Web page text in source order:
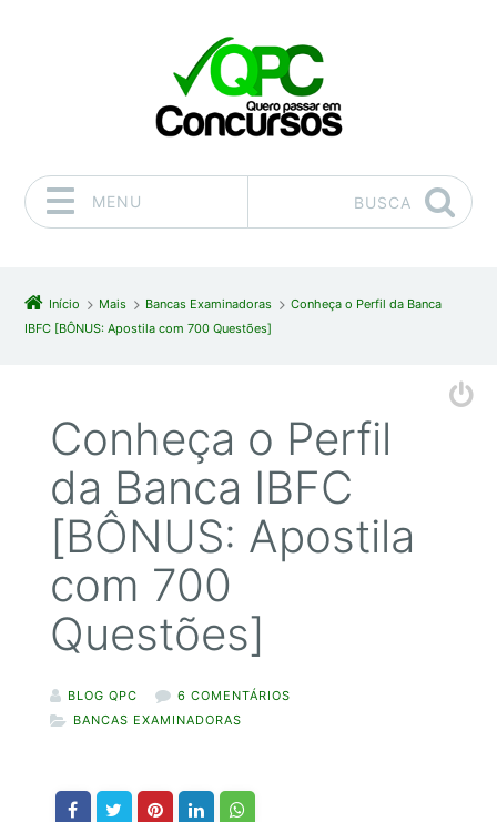
MENU BUSCA
Início Mais Bancas Examinadoras
Conheça o Perfil da Banca
IBFC [BÔNUS: Apostila com 700 Questões]
Conheça o Perfil
da Banca IBFC
[BÔNUS: Apostila
com 700
Questões]
BLOG QPC
6 COMENTÁRIOS
BANCAS EXAMINADORAS